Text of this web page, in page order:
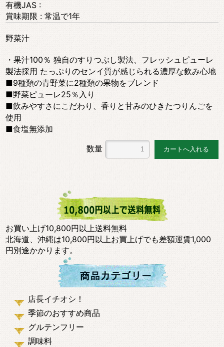
有機JAS :
賞味期限 : 常温で1年
野菜汁
・果汁100％ 独自のすりつぶし製法、フレッシュピューレ
製法採用 たっぷりのセンイ質が感じられる濃厚な飲み心地
■9種類の青野菜に2種類の果物をブレンド
■野菜ピューレ25％入り
■飲みやすさにこだわり、香りと甘みのひきたつりんごを
使用
■食塩無添加
数量
お買い上げ10,800円以上送料無料
北海道、沖縄は10,800円以上お買上げでも差額運賃1,000
円別途かかります。
店長イチオシ！
季節のおすすめ商品
グルテンフリー
調味料